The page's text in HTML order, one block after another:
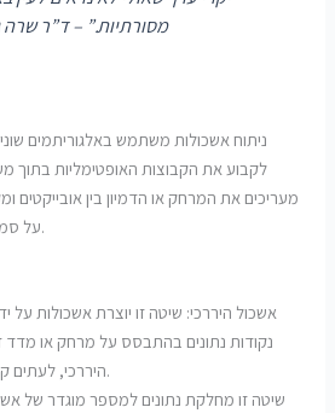
מסורתיות.” – ד”ר שרה
ניתוח אשכולות משתמש באלגוריתמים
לקבוע את הקבוצות האופטימליות בתוך
מעריכים את המרחק או הדמיון בין אובייקטים
על סמך קריטריונים מוגדרים מראש.
אשכול היררכי: שיטה זו יוצרת אשכולות על
נקודות נתונים בהתבסס על מרחק או מדד
היררכי, לעתים קרובות דמיוני כמו דנדרוגרמה.